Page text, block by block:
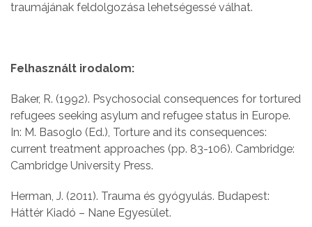
traumájának feldolgozása lehetségessé válhat.
Felhasznált irodalom:
Baker, R. (1992). Psychosocial consequences for tortured
refugees seeking asylum and refugee status in Europe.
In: M. Basoglo (Ed.), Torture and its consequences:
current treatment approaches (pp. 83-106). Cambridge:
Cambridge University Press.
Herman, J. (2011). Trauma és gyógyulás. Budapest:
Háttér Kiadó – Nane Egyesület.